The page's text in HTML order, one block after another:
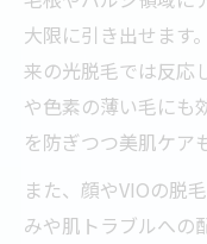
大限に引き出せます
来の光脱毛では反応
や色素の薄い毛にも
を防ぎつつ美肌ケア
また、顔やVIOの脱
みや肌トラブルへの